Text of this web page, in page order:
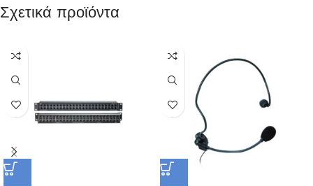
Σχετικά προϊόντα